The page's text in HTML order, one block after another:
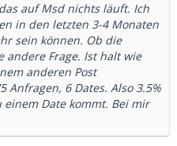
auf Msd nichts läuft. Ich
in den letzten 3-4 Monaten
sein können. Ob die
Frage. Ist halt wie
anderen Post
Anfragen, 6 Dates. Also 3.5%
einem Date kommt. Bei mir